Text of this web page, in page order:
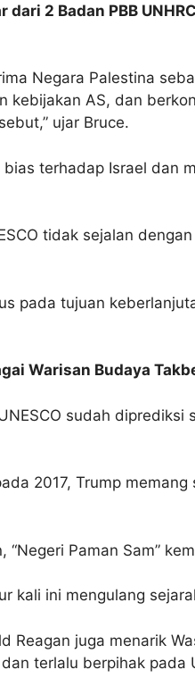
2 Badan PBB
Negara Palestina
kebijakan AS, dan
ujar Bruce.
terhadap Israel dan
tidak sejalan
pada tujuan
Warisan Budaya
sudah diprediksi
2017, Trump memang
Paman Sam”
kali ini mengulang
Reagan juga menarik
terlalu berpihak pada